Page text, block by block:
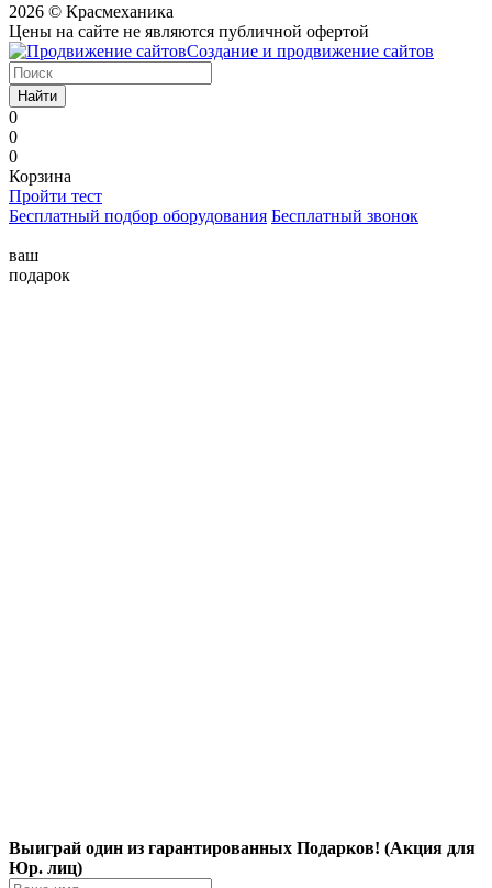
2026 © Красмеханика
Цены на сайте не являются публичной офертой
Создание и продвижение сайтов
Найти
0
0
0
Корзина
Пройти тест
Бесплатный подбор оборудования Бесплатный звонок
ваш
подарок
Выиграй один из гарантированных Подарков! (Акция для
Юр. лиц)